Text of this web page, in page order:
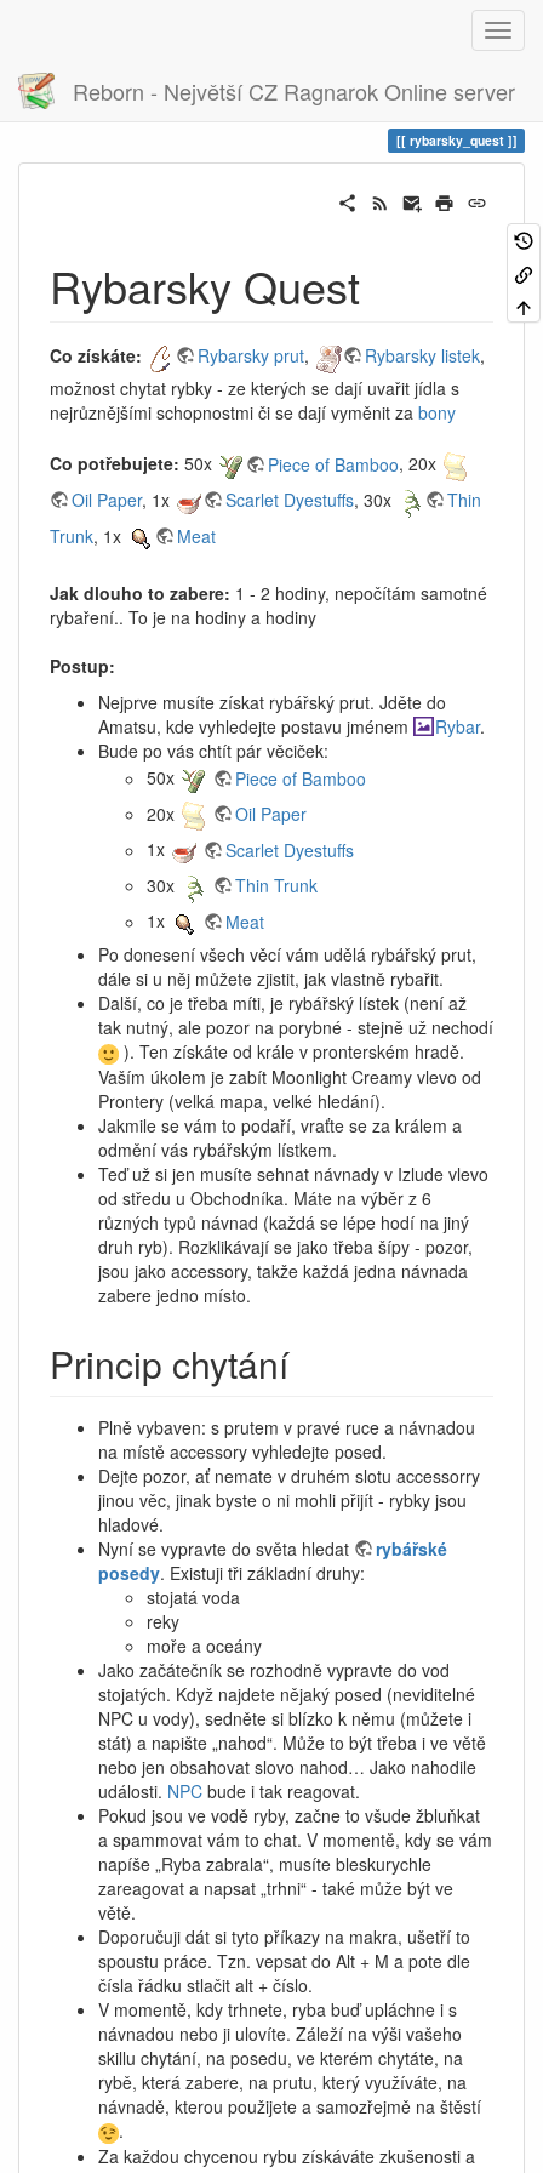
Reborn - Největší CZ Ragnarok Online server
Historie rybarsky_quest
rybarsky_quest
Rybarsky Quest
Co získáte: Rybarsky prut, Rybarsky listek,
možnost chytat rybky - ze kterých se dají uvařit jídla s
nejrůznějšími schopnostmi či se dají vyměnit za bony
Co potřebujete: 50x Piece of Bamboo, 20x
Oil Paper, 1x Scarlet Dyestuffs, 30x
Thin
Trunk, 1x Meat
Jak dlouho to zabere: 1 - 2 hodiny, nepočítám samotné
rybaření.. To je na hodiny a hodiny
Postup:
Nejprve musíte získat rybářský prut. Jděte do
Amatsu, kde vyhledejte postavu jménem
Rybar.
Bude po vás chtít pár věciček:
50x
Piece of Bamboo
20x
Oil Paper
1x
Scarlet Dyestuffs
30x
Thin Trunk
1x
Meat
Po donesení všech věcí vám udělá rybářský prut,
dále si u něj můžete zjistit, jak vlastně rybařit.
Další, co je třeba míti, je rybářský lístek (není až
tak nutný, ale pozor na porybné - stejně už nechodí
). Ten získáte od krále v pronterském hradě.
Vaším úkolem je zabít Moonlight Creamy vlevo od
Prontery (velká mapa, velké hledání).
Jakmile se vám to podaří, vraťte se za králem a
odmění vás rybářským lístkem.
Teď už si jen musíte sehnat návnady v Izlude vlevo
od středu u Obchodníka. Máte na výběr z 6
různých typů návnad (každá se lépe hodí na jiný
druh ryb). Rozklikávají se jako třeba šípy - pozor,
jsou jako accessory, takže každá jedna návnada
zabere jedno místo.
Princip chytání
Plně vybaven: s prutem v pravé ruce a návnadou
na místě accessory vyhledejte posed.
Dejte pozor, ať nemate v druhém slotu accessorry
jinou věc, jinak byste o ni mohli přijít - rybky jsou
hladové.
Nyní se vypravte do světa hledat
rybářské
posedy. Existuji tři základní druhy:
stojatá voda
reky
moře a oceány
Jako začátečník se rozhodně vypravte do vod
stojatých. Když najdete nějaký posed (neviditelné
NPC u vody), sedněte si blízko k němu (můžete i
stát) a napište „nahod“. Může to být třeba i ve větě
nebo jen obsahovat slovo nahod… Jako nahodile
události. NPC bude i tak reagovat.
Pokud jsou ve vodě ryby, začne to všude žbluňkat
a spammovat vám to chat. V momentě, kdy se vám
napíše „Ryba zabrala“, musíte bleskurychle
zareagovat a napsat „trhni“ - také může být ve
větě.
Doporučuji dát si tyto příkazy na makra, ušetří to
spoustu práce. Tzn. vepsat do Alt + M a pote dle
čísla řádku stlačit alt + číslo.
V momentě, kdy trhnete, ryba buď upláchne i s
návnadou nebo ji ulovíte. Záleží na výši vašeho
skillu chytání, na posedu, ve kterém chytáte, na
rybě, která zabere, na prutu, který využíváte, na
návnadě, kterou použijete a samozřejmě na štěstí
.
Za každou chycenou rybu získáváte zkušenosti a